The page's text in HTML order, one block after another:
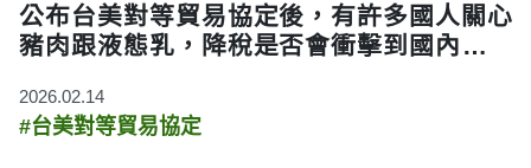
公布台美對等貿易協定後，有許多國人關心
豬肉跟液態乳，降稅是否會衝擊到國內的產
2026.02.14
#台美對等貿易協定